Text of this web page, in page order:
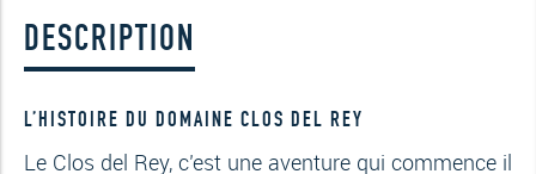
DESCRIPTION
L’HISTOIRE DU DOMAINE CLOS DEL REY
Le Clos del Rey, c’est une aventure qui commence il